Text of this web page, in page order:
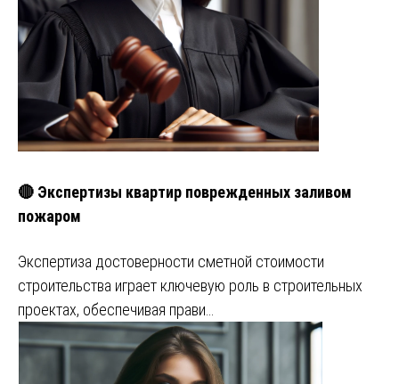
🔴 Экспертизы квартир поврежденных заливом
пожаром
Экспертиза достоверности сметной стоимости
строительства играет ключевую роль в строительных
проектах, обеспечивая прави…